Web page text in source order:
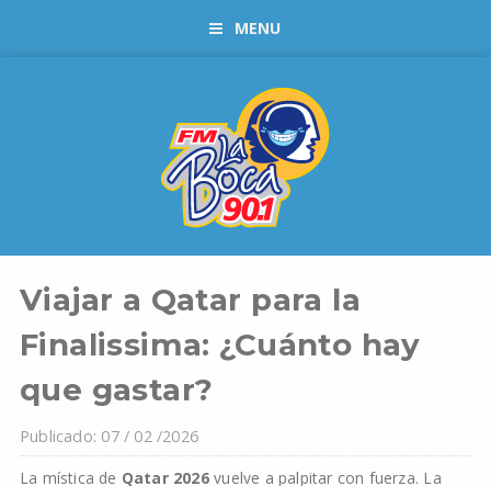
MENU
Viajar a Qatar para la
Finalissima: ¿Cuánto hay
que gastar?
Publicado: 07 / 02 /2026
La mística de Qatar 2026vuelve a palpitar con fuerza. La